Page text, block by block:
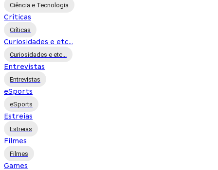
Ciência e Tecnologia
Críticas
Críticas
Curiosidades e etc...
Curiosidades e etc...
Entrevistas
Entrevistas
eSports
eSports
Estreias
Estreias
Filmes
Filmes
Games